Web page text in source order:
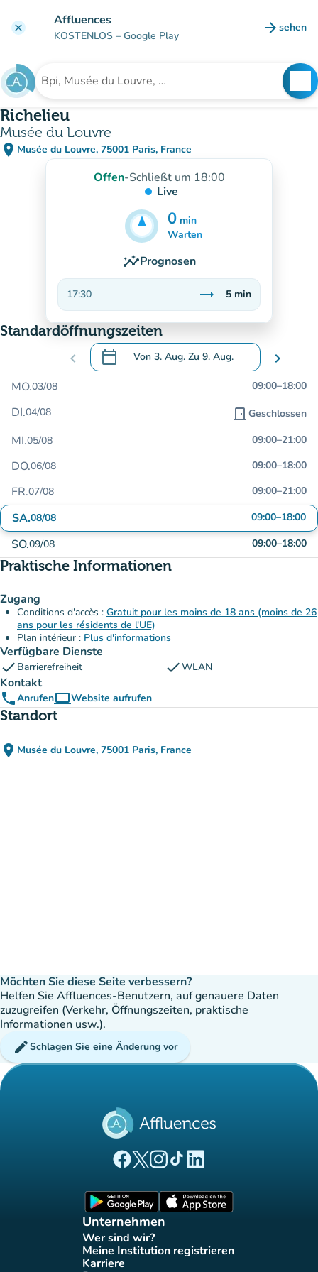
clear Affluences
KOSTENLOS – Google Play arrow_forward sehen
(new
Suche nach einer Einrichtung
Richelieu
Musée du Louvre
place Musée du Louvre, 75001 Paris, France
(in Google Maps öffnen)
(new tab)
Offen-Schließt um 18:00
Live
0 min
5min
Warten
insightsPrognosen
17:30 trending_flat
Stabil
5 min
Standardöffnungszeiten
chevron_left calendar_today Von 3. Aug. Zu 9. Aug.
.Öffnen Sie den Kalender, um Daten zu
chevron_right
MO.03/08 09:00–18:00
DI.04/08 door_front Geschlossen
MI.05/08 09:00–21:00
DO.06/08 09:00–18:00
FR.07/08 09:00–21:00
SA.08/08 09:00–18:00
SO.09/08 09:00–18:00
Praktische Informationen
Zugang
Conditions d'accès : Gratuit pour les moins de 18 ans (moins de 26
ans pour les résidents de l'UE)
Plan intérieur : Plus d'informations
Verfügbare Dienste
check Barrierefreiheit checkWLAN
Kontakt
phoneAnrufencomputerWebsite aufrufen
(new tab)
Standort
place Musée du Louvre, 75001 Paris, France
(in Google Maps öffnen)
(new tab)
Möchten Sie diese Seite verbessern?
Helfen Sie Affluences-Benutzern, auf genauere Daten
zuzugreifen (Verkehr, Öffnungszeiten, praktische
Informationen usw.).
editSchlagen Sie eine Änderung vor
(new tab)
(new tab)
(new tab)(new tab)
(new tab)
Unternehmen
Wer sind wir?
(new tab)
Meine Institution registrieren
(new tab)
Karriere